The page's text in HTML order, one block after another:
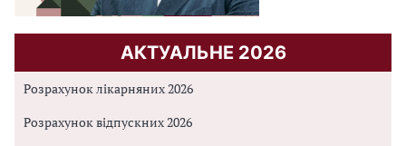
АКТУАЛЬНЕ 2026
Розрахунок лікарняних 2026
Розрахунок відпускних 2026